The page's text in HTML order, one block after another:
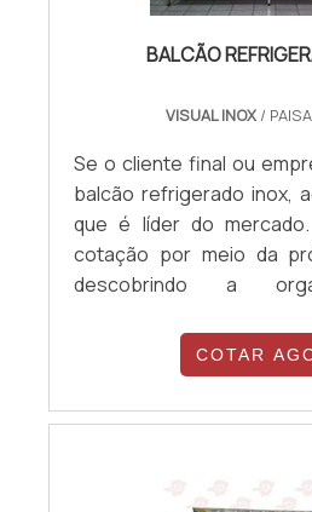
BALCÃO
VISUAL INOX /
Se o cliente final ou
balcão refrigerado inox,
que é líder do mercado.
cotação por meio da
descobrindo a
INFORMAÇÕES
REFRIGERADO
refrigerado de inox
inox e char broiler,
COTAR